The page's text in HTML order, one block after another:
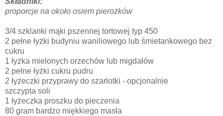
proporcje na około osiem pierożków
3/4 szklanki mąki pszennej tortowej typ 450
2 pełne łyżki budyniu waniliowego lub śmietankowego bez
cukru
1 łyżka mielonych orzechów lub migdałów
2 pełne łyżki cukru pudru
2 łyżeczki przyprawy do szarlotki - opcjonalnie
szczypta soli
1 łyżeczka proszku do pieczenia
80 gram bardzo miękkiego masła